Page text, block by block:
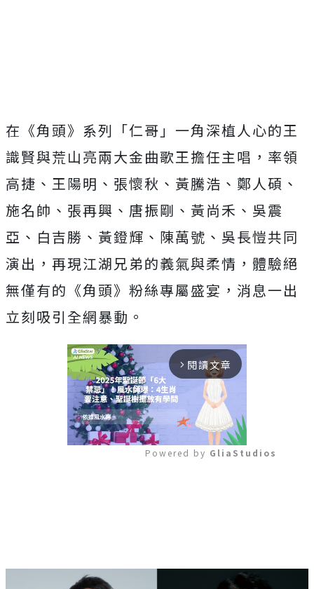
在《角頭》系列「仁哥」 一角深植人心的王
識賢與荒山亮兩大金曲歌王擔任主唱，率領
高捷、 王陽明、張懷秋、黃騰浩、鄭人碩、
施名帥、張再興、唐振剛、 黃尚禾、吳震
亞、白吉勝、黃鐙輝、陳萬號、吳長愷共同
演出， 再現江湖兄弟的義氣與柔情，體驗絕
無僅有的《角頭》 粉絲專屬盛宴，消息一出
立刻吸引全網暴動。
arrow_forward_ios 閱讀文章
Powered by GliaStudios